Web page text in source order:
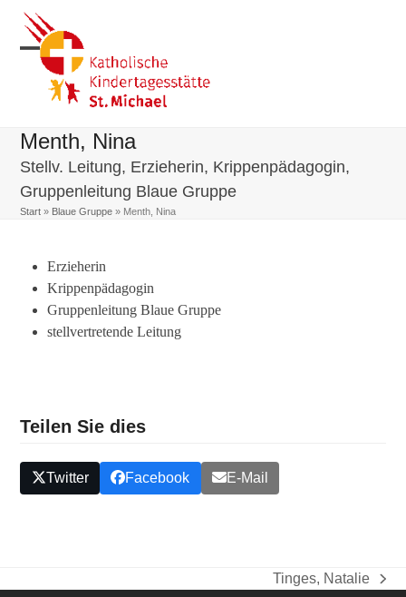
Skip
content
Open
mobile
menu
Close
mobile
menu
Menth, Nina
Stellv. Leitung, Erzieherin, Krippenpädagogin,
Gruppenleitung Blaue Gruppe
Start » Blaue Gruppe » Menth, Nina
Erzieherin
Krippenpädagogin
Gruppenleitung Blaue Gruppe
stellvertretende Leitung
Teilen Sie dies
Twitter Facebook E-Mail
Nächster
Tinges, Natalie